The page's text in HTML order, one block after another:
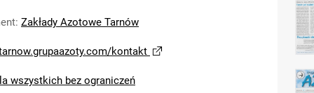
: Zakłady Azotowe Tarnów
kontakt
wszystkich bez ograniczeń